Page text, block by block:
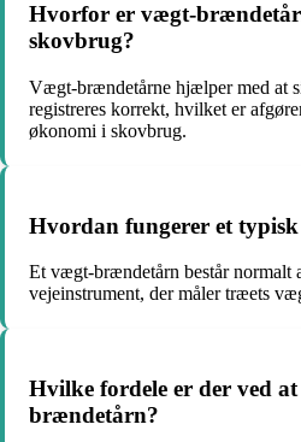
Hvorfor er vægt-
skovbrug?
Vægt-brændetårne hjælper med at
registreres korrekt, hvilket er
økonomi i skovbrug.
Hvordan fungerer et
Et vægt-brændetårn består normalt
vejeinstrument, der måler træets
Hvilke fordele er der ved
brændetårn?